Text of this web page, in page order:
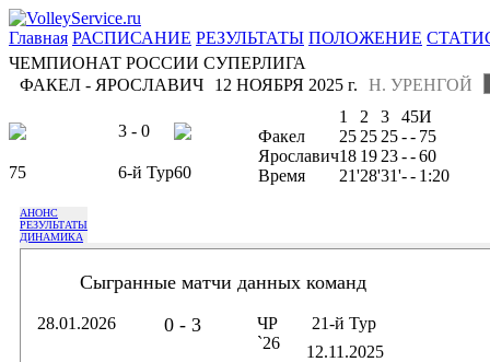
Главная РАСПИСАНИЕ РЕЗУЛЬТАТЫ ПОЛОЖЕНИЕ
ЧЕМПИОНАТ РОССИИ СУПЕРЛИГА
ФАКЕЛ - ЯРОСЛАВИЧ
Н. УРЕНГОЙ
12 НОЯБРЯ 2025 г.
3 - 0
75 6-й Тур60
1 2 3 45И
Факел
25 25 25-- 75
Ярославич18 19 23--60
Время
21'28'31'-- 1:20
АНОНС
РЕЗУЛЬТАТЫ
ДИНАМИКА
Сыгранные матчи данных команд
28.01.2026 0 - 3
ЧР
`26
21-й Тур
12.11.2025